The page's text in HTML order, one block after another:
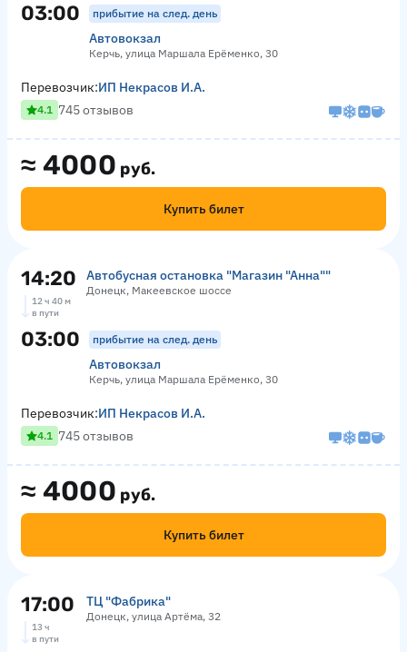
03:00 прибытие на след. день
Автовокзал
Керчь, улица Маршала Ерёменко, 30
≈ 4000 руб.
Купить билет
Перевозчик:ИП Некрасов И.А.
4.1 745 отзывов
14:20 Автобусная остановка "Магазин "Анна""
Донецк, Макеевское шоссе
12 ч 40 м
в пути
03:00 прибытие на след. день
Автовокзал
Керчь, улица Маршала Ерёменко, 30
≈ 4000 руб.
Купить билет
Перевозчик:ИП Некрасов И.А.
4.1 745 отзывов
17:00 ТЦ "Фабрика"
Донецк, улица Артёма, 32
13 ч
в пути